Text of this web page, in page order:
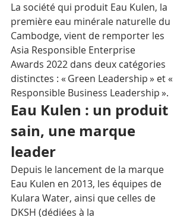
La société qui produit Eau Kulen, la
première eau minérale naturelle du
Cambodge, vient de remporter les
Asia Responsible Enterprise
Awards 2022 dans deux catégories
distinctes : « Green Leadership » et «
Responsible Business Leadership ».
Eau Kulen : un produit
sain, une marque
leader
Depuis le lancement de la marque
Eau Kulen en 2013, les équipes de
Kulara Water, ainsi que celles de
DKSH (dédiées à la